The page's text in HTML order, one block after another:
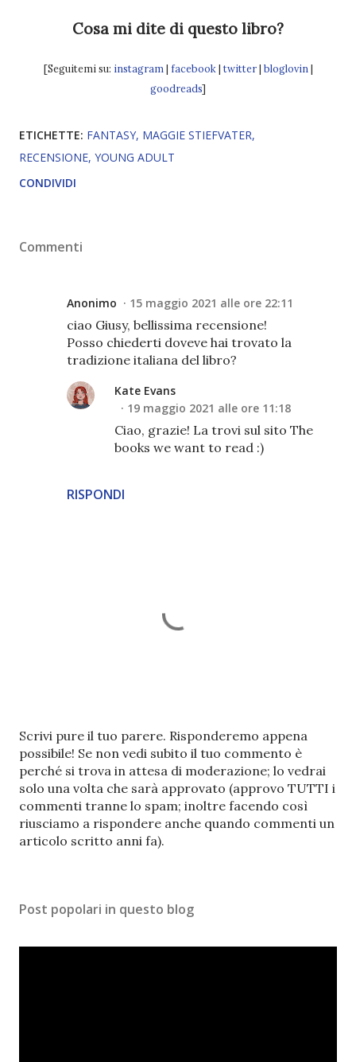
Cosa mi dite di questo libro?
[Seguitemi su: instagram | facebook| twitter| bloglovin |
goodreads]
ETICHETTE: FANTASY MAGGIE STIEFVATER
RECENSIONE YOUNG ADULT
CONDIVIDI
Commenti
Anonimo 15 maggio 2021 alle ore 22:11
ciao Giusy, bellissima recensione!
Posso chiederti doveve hai trovato la
tradizione italiana del libro?
RISPONDI
Kate Evans
19 maggio 2021 alle ore 11:18
Ciao, grazie! La trovi sul sito The
books we want to read :)
P
o
s
t
a
u
n
m
n
Scrivi pure il tuo parere. Risponderemo appena
possibile! Se non vedi subito il tuo commento è
perché si trova in attesa di moderazione; lo vedrai
solo una volta che sarà approvato (approvo TUTTI i
commenti tranne lo spam; inoltre facendo così
riusciamo a rispondere anche quando commenti un
articolo scritto anni fa).
Post popolari in questo blog